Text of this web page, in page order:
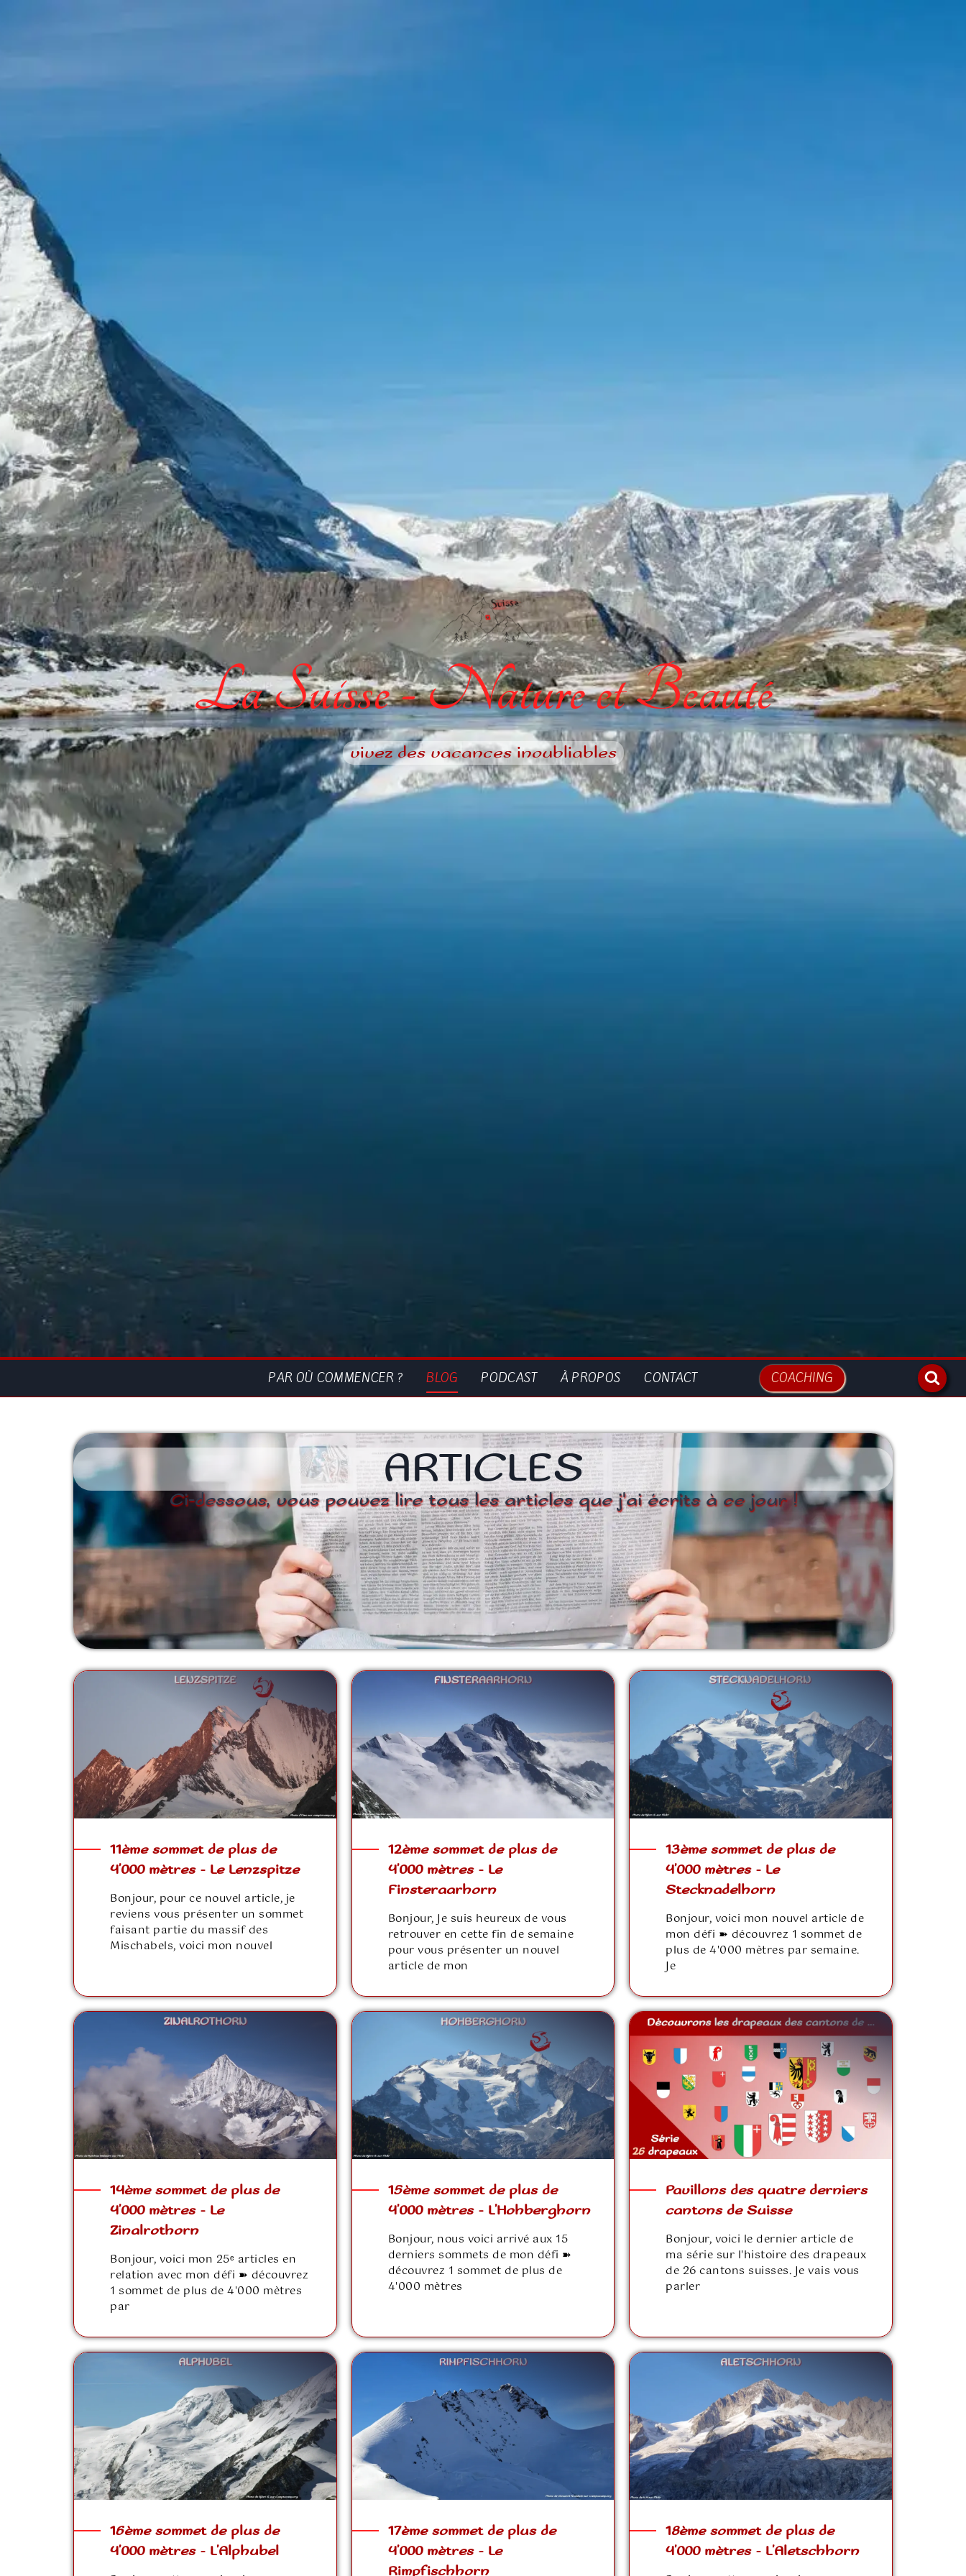
La Suisse - Nature et Beauté
vivez des vacances inoubliables
PAR OÙ COMMENCER ? BLOG PODCAST À PROPOS CONTACT COACHING
ARTICLES
Ci-dessous, vous pouvez lire tous les articles que j'ai écrits à ce jour !
11ème sommet de plus de
4’000 mètres – Le Lenzspitze
Bonjour, pour ce nouvel article, je
reviens vous présenter un sommet
faisant partie du massif des
Mischabels, voici mon nouvel
12ème sommet de plus de
4’000 mètres – Le
Finsteraarhorn
Bonjour, Je suis heureux de vous
retrouver en cette fin de semaine
pour vous présenter un nouvel
article de mon
13ème sommet de plus de
4’000 mètres – Le
Stecknadelhorn
Bonjour, voici mon nouvel article de
mon défi ➽ découvrez 1 sommet de
plus de 4'000 mètres par semaine.
Je
14ème sommet de plus de
4’000 mètres – Le
Zinalrothorn
Bonjour, voici mon 25ᵉ articles en
relation avec mon défi ➽ découvrez
1 sommet de plus de 4'000 mètres
par
15ème sommet de plus de
4’000 mètres – L’Hohberghorn
Bonjour, nous voici arrivé aux 15
derniers sommets de mon défi ➽
découvrez 1 sommet de plus de
4'000 mètres
Pavillons des quatre derniers
cantons de Suisse
Bonjour, voici le dernier article de
ma série sur l'histoire des drapeaux
de 26 cantons suisses. Je vais vous
parler
16ème sommet de plus de
4’000 mètres – L’Alphubel
17ème sommet de plus de
4’000 mètres – Le
Rimpfischhorn
18ème sommet de plus de
4’000 mètres – L’Aletschhorn